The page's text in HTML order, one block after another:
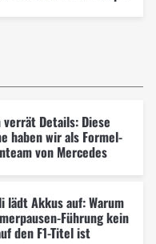
verrät Details: Diese
haben wir als Formel-
von Mercedes
lädt Akkus auf: Warum
Führung kein
den F1-Titel ist